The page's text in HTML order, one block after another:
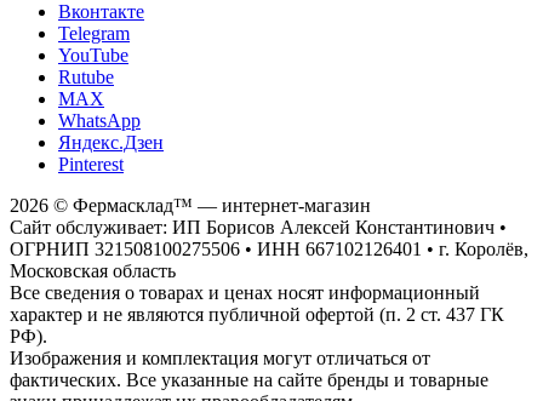
Вконтакте
Telegram
YouTube
Rutube
MAX
WhatsApp
Яндекс.Дзен
Pinterest
2026 © Фермасклад™ — интернет-магазин
Сайт обслуживает: ИП Борисов Алексей Константинович •
ОГРНИП 321508100275506 • ИНН 667102126401 • г. Королёв,
Московская область
Все сведения о товарах и ценах носят информационный
характер и не являются публичной офертой (п. 2 ст. 437 ГК
РФ).
Изображения и комплектация могут отличаться от
фактических. Все указанные на сайте бренды и товарные